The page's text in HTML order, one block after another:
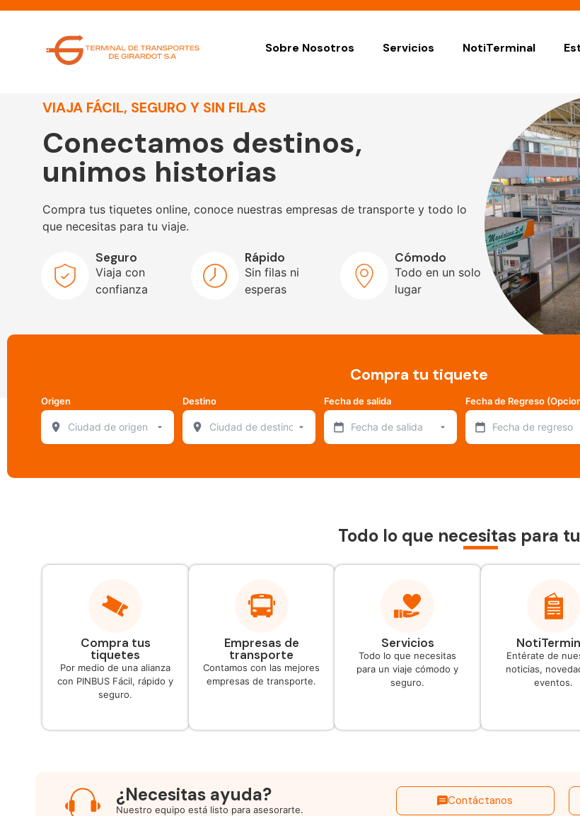
Sobre Nosotros Servicios NotiTerminal
VIAJA FÁCIL, SEGURO Y SIN FILAS
Conectamos destinos,
unimos historias
Compra tus tiquetes online, conoce nuestras empresas de transporte y todo lo
que necesitas para tu viaje.
Seguro
Viaja con
confianza
Rápido
Sin filas ni
esperas
Cómodo
Todo en un solo
lugar
Compra tu tiquete
Origen Destino Fecha de salida
Fecha de salida
Fecha de Regreso
Fecha de regreso
Todo lo que necesitas para
Compra tus
tiquetes
Por medio de una alianza
con PINBUS Fácil, rápido y
seguro.
Empresas de
transporte
Contamos con las mejores
empresas de transporte.
Servicios
Todo lo que necesitas
para un viaje cómodo y
seguro.
Entérate de
noticias,
eventos.
¿Necesitas ayuda?
Nuestro equipo está listo para asesorarte.
Contáctanos